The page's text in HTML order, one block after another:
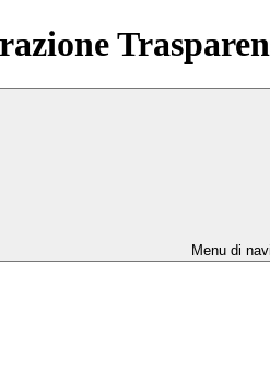
Menu di